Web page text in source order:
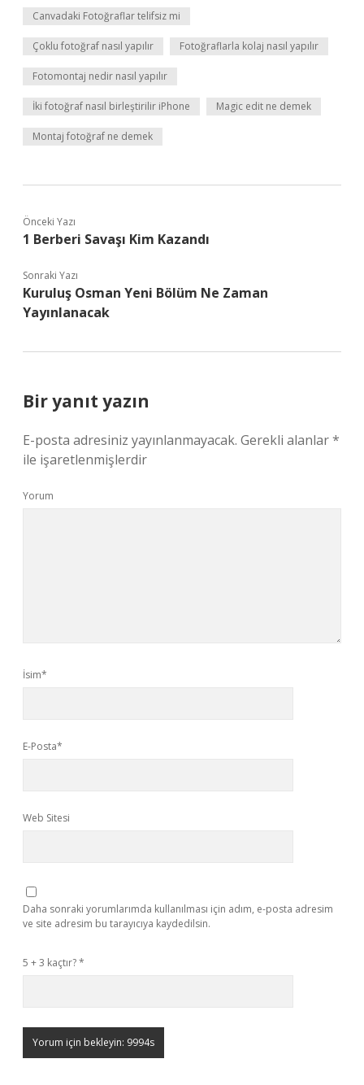
Canvadaki Fotoğraflar telifsiz mi
Çoklu fotoğraf nasıl yapılır Fotoğraflarla kolaj nasıl yapılır
Fotomontaj nedir nasıl yapılır
İki fotoğraf nasıl birleştirilir iPhone Magic edit ne demek
Montaj fotoğraf ne demek
Önceki Yazı
1 Berberi Savaşı Kim Kazandı
Sonraki Yazı
Kuruluş Osman Yeni Bölüm Ne Zaman
Yayınlanacak
Bir yanıt yazın
E-posta adresiniz yayınlanmayacak. Gerekli alanlar*
ile işaretlenmişlerdir
Yorum
İsim*
E-Posta*
Web Sitesi
Daha sonraki yorumlarımda kullanılması için adım, e-posta adresim
ve site adresim bu tarayıcıya kaydedilsin.
5 + 3 kaçtır?*